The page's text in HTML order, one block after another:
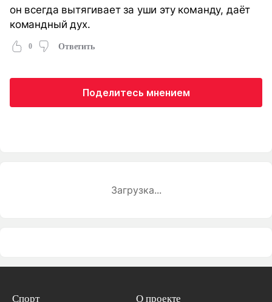
он всегда вытягивает за уши эту команду, даёт
командный дух.
0 Ответить
Поделитесь мнением
Загрузка...
Спорт
О проекте